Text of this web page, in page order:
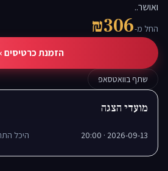
ואושר..
החל מ-₪306
הזמנת כרטיסים ›
שתף בוואטסאפ
מועדי הצגה
2026-09-13 · 20:00 היכל